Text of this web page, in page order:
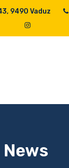
9490 Vaduz
News